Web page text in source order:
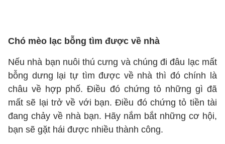
Chó mèo lạc bỗng tìm được về nhà
Nếu nhà bạn nuôi thú cưng và chúng đi đâu lạc mất
bỗng dưng lại tự tìm được về nhà thì đó chính là
châu về hợp phố. Điều đó chứng tỏ những gì đã
mất sẽ lại trở về với bạn. Điều đó chứng tỏ tiền tài
đang chảy về nhà bạn. Hãy nắm bắt những cơ hội,
bạn sẽ gặt hái được nhiều thành công.